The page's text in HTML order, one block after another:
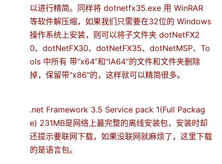
以进行精简。同样将 dotnetfx35.exe 用 WinRAR
等软件解压缩，如果我们只需要在32位的 Windows
操作系统上安装，则可以将子文件夹 dotNetFX2
0、dotNetFX30、dotNetFX35、dotNetMSP、To
ols 中所有 带“x64”和“IA64”的文件和文件夹删除
掉，保留带“x86”的，这样就可以精简很多。
.net Framework 3.5 Service pack 1(Full Packag
e) 231MB是网络上最完整的离线安装包，安装时却
还提示要联网下载，如果没联网就麻烦了，这里下载
的是语言包。